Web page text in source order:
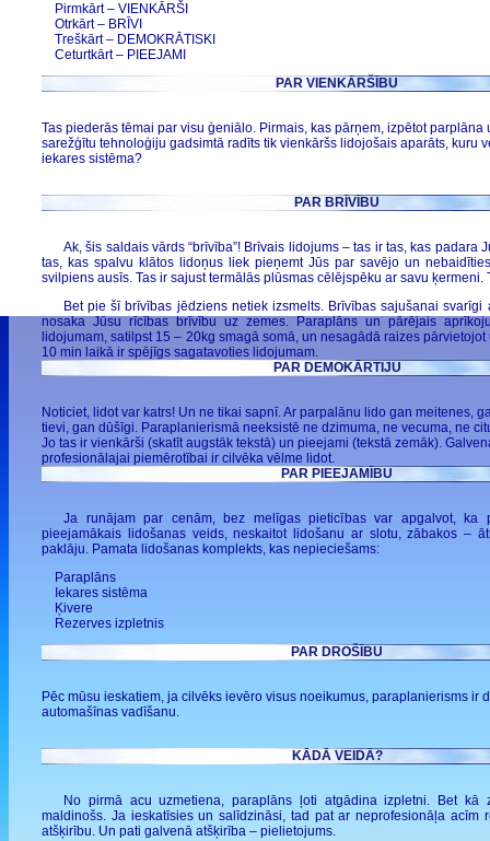
Pirmkārt – VIENKĀRŠI
Otrkārt – BRĪVI
Treškārt – DEMOKRĀTISKI
Ceturtkārt – PIEEJAMI
PAR VIENKĀRŠĪBU
Tas piederās tēmai par visu ģeniālo. Pirmais, kas pārņem, izpētot parplāna
sarežģītu tehnoloģiju gadsimtā radīts tik vienkāršs lidojošais aparāts, kuru
iekares sistēma?
PAR BRĪVĪBU
Ak, šis saldais vārds “brīvība”! Brīvais lidojums – tas ir tas, kas padara
tas, kas spalvu klātos lidoņus liek pieņemt Jūs par savējo un
svilpiens ausīs. Tas ir sajust termālās plūsmas cēlējspēku ar savu ķermeni.
Bet pie šī brīvības jēdziens netiek izsmelts. Brīvības sajušanai svarīgi
nosaka Jūsu rīcības brīvību uz zemes. Paraplāns un pārējais
lidojumam, satilpst 15 – 20kg smagā somā, un nesagādā raizes
10 min laikā ir spējīgs sagatavoties lidojumam.
PAR DEMOKĀRTIJU
Noticiet, lidot var katrs! Un ne tikai sapnī. Ar parpalānu lido gan meitenes,
tievi, gan dūšīgi. Paraplanierismā neeksistē ne dzimuma, ne vecuma, ne
Jo tas ir vienkārši (skatīt augstāk tekstā) un pieejami (tekstā zemāk).
profesionālajai piemērotībai ir cilvēka vēlme lidot.
PAR PIEEJAMĪBU
Ja runājam par cenām, bez melīgas pieticības var apgalvot, ka
pieejamākais lidošanas veids, neskaitot lidošanu ar slotu, zābakos –
paklāju. Pamata lidošanas komplekts, kas nepieciešams:
Paraplāns
Iekares sistēma
Ķivere
Rezerves izpletnis
PAR DROŠĪBU
Pēc mūsu ieskatiem, ja cilvēks ievēro visus noeikumus, paraplanierisms ir
automašīnas vadīšanu.
KĀDĀ VEIDĀ?
No pirmā acu uzmetiena, paraplāns ļoti atgādina izpletni. Bet kā
maldinošs. Ja ieskatīsies un salīdzināsi, tad pat ar neprofesionāļa acīm
atšķirību. Un pati galvenā atšķirība – pielietojums.